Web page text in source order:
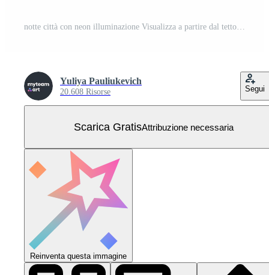
notte città con neon illuminazione Visualizza a partire dal tetto Vettore Gratuito
Yuliya Pauliukevich
20.608 Risorse Segui
Scarica GratisAttribuzione necessaria
Reinventa questa immagine